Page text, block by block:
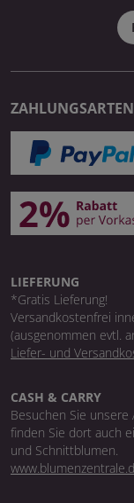
ZAHLUNGSARTEN
LIEFERUNG
*Gratis Lieferung!
Versandkostenfrei
(ausgenommen evtl.
Liefer- und
CASH & CARRY
Besuchen Sie
finden Sie dort auch
und Schnittblumen.